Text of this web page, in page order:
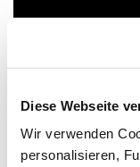
Diese Webseite
Wir verwenden
personalisieren,